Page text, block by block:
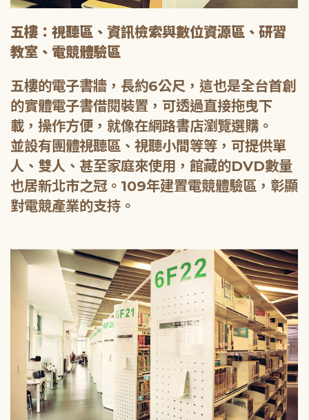
五樓：視聽區、資訊檢索與數位資源區、研習
教室、電競體驗區
五樓的電子書牆，長約6公尺，這也是全台首創
的實體電子書借閱裝置，可透過直接拖曳下
載，操作方便，就像在網路書店瀏覽選購。
並設有團體視聽區、視聽小間等等，可提供單
人、雙人、甚至家庭來使用，館藏的DVD數量
也居新北市之冠。109年建置電競體驗區，彰顯
對電競產業的支持。